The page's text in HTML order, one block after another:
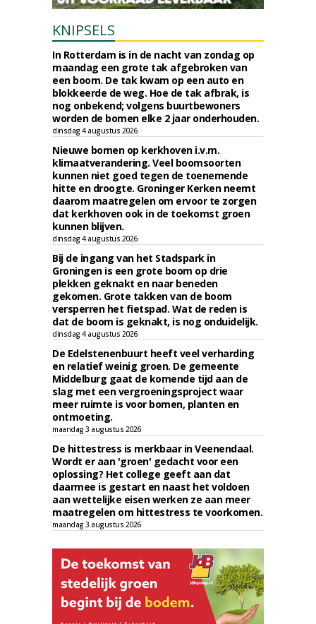
KNIPSELS
In Rotterdam is in de nacht van zondag op
maandag een grote tak afgebroken van
een boom. De tak kwam op een auto en
blokkeerde de weg. Hoe de tak afbrak, is
nog onbekend; volgens buurtbewoners
worden de bomen elke 2 jaar onderhouden.
dinsdag 4 augustus 2026
Nieuwe bomen op kerkhoven i.v.m.
klimaatverandering. Veel boomsoorten
kunnen niet goed tegen de toenemende
hitte en droogte. Groninger Kerken neemt
daarom maatregelen om ervoor te zorgen
dat kerkhoven ook in de toekomst groen
kunnen blijven.
dinsdag 4 augustus 2026
Bij de ingang van het Stadspark in
Groningen is een grote boom op drie
plekken geknakt en naar beneden
gekomen. Grote takken van de boom
versperren het fietspad. Wat de reden is
dat de boom is geknakt, is nog onduidelijk.
dinsdag 4 augustus 2026
De Edelstenenbuurt heeft veel verharding
en relatief weinig groen. De gemeente
Middelburg gaat de komende tijd aan de
slag met een vergroeningsproject waar
meer ruimte is voor bomen, planten en
ontmoeting.
maandag 3 augustus 2026
De hittestress is merkbaar in Veenendaal.
Wordt er aan 'groen' gedacht voor een
oplossing? Het college geeft aan dat
daarmee is gestart en naast het voldoen
aan wettelijke eisen werken ze aan meer
maatregelen om hittestress te voorkomen.
maandag 3 augustus 2026